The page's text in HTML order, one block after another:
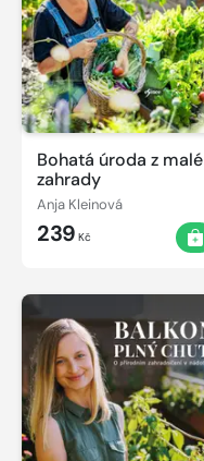
Bohatá úroda z malé
zahrady
Anja Kleinová
239 Kč